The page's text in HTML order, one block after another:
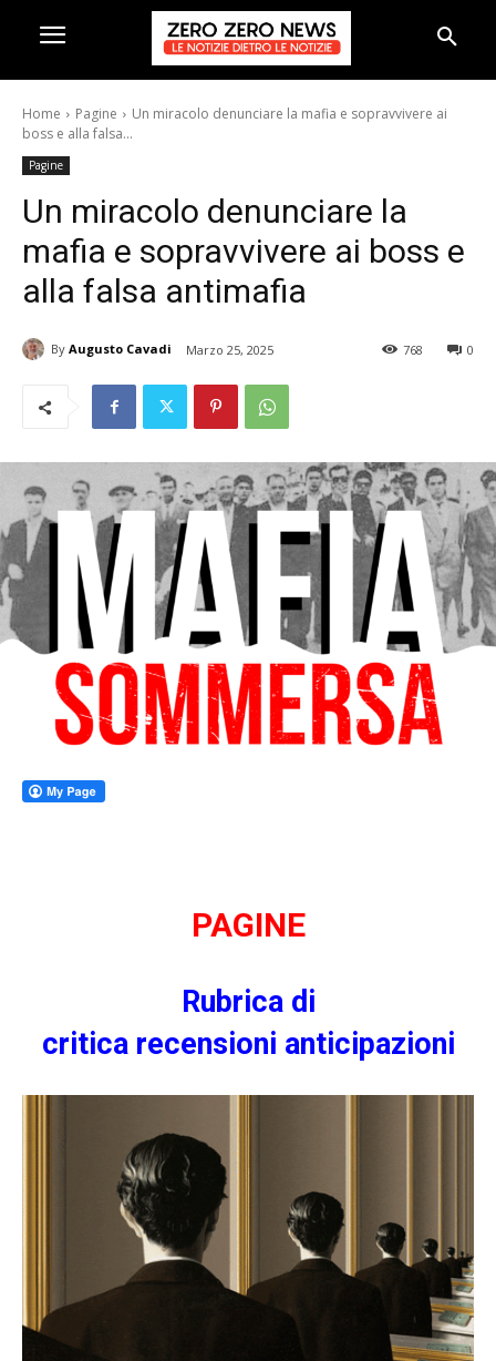
Home Pagine
Un miracolo denunciare la mafia e sopravvivere ai
boss e alla falsa...
Pagine
Un miracolo denunciare la
mafia e sopravvivere ai boss e
alla falsa antimafia
By Augusto Cavadi Marzo 25, 2025 0
768
PAGINE
Rubrica di
critica recensioni anticipazioni